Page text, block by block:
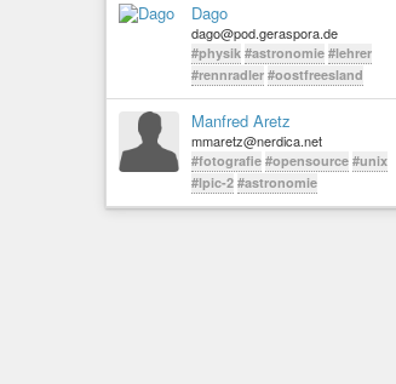
Dago
dago@pod.geraspora.de
#physik #astronomie #lehrer
#rennradler #oostfreesland
Manfred Aretz
mmaretz@nerdica.net
#fotografie #opensource #unix
#lpic-2 #astronomie